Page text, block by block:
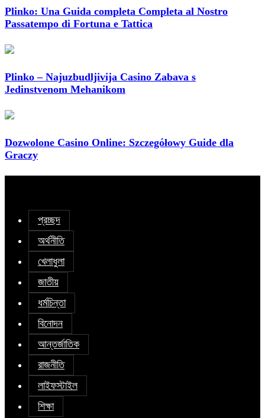
Plinko: Una Guida completa Completa al Nostro
Passatempo di Fortuna e Tattica
Plinko – Najuzbudljivija Casino Zabava s
Jedinstvenom Mehanikom
Dozwolone Casino Online: Szczegółowy Guide dla
Graczy
প্রচ্ছদ
অর্থনীতি
খেলাধুলা
জাতীয়
ধর্মচিন্তা
বিনোদন
আন্তর্জাতিক
রাজনীতি
লাইফস্টাইল
শিক্ষা